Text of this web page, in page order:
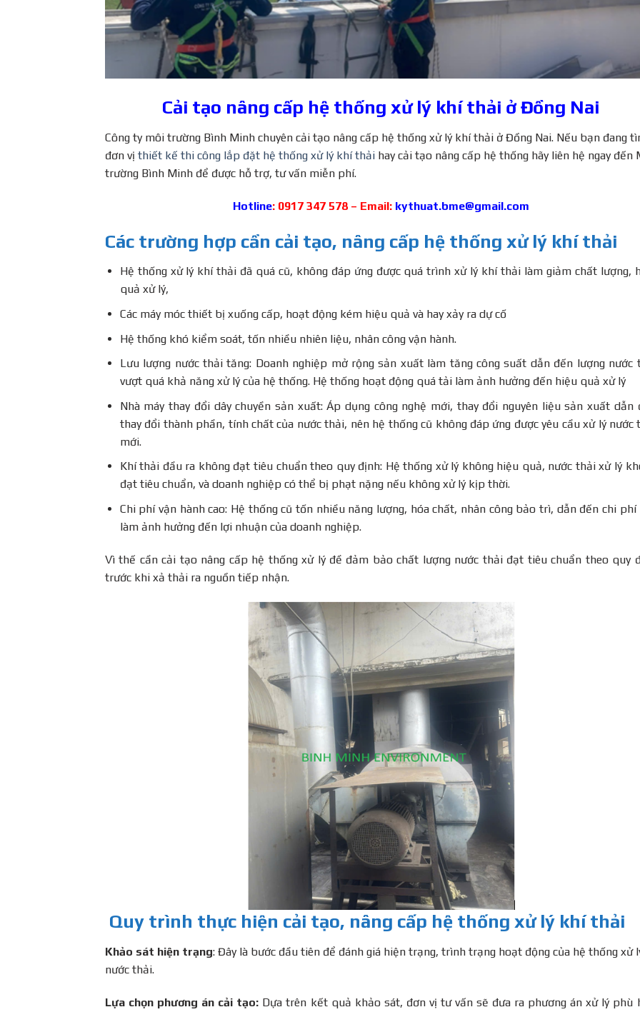
Cải tạo nâng cấp hệ thống xử lý khí thải ở Đồng Nai
Công ty môi trường Bình Minh chuyên cải tạo nâng cấp hệ thống xử lý khí thải ở Đồng Nai. Nếu bạn đang
đơn vị thiết kế thi công lắp đặt hệ thống xử lý khí thải hay cải tạo nâng cấp hệ thống hãy liên hệ ngay đến
trường Bình Minh để được hỗ trợ, tư vấn miễn phí.
Hotline: 0917 347 578 – Email: kythuat.bme@gmail.com
Các trường hợp cần cải tạo, nâng cấp hệ thống xử lý khí thải
Hệ thống xử lý khí thải đã quá cũ, không đáp ứng được quá trình xử lý khí thải làm giảm chất lượng,
quả xử lý,
Các máy móc thiết bị xuống cấp, hoạt động kém hiệu quả và hay xảy ra dự cố
Hệ thống khó kiểm soát, tốn nhiều nhiên liệu, nhân công vận hành.
Lưu lượng nước thải tăng: Doanh nghiệp mở rộng sản xuất làm tăng công suất dẫn đến lượng nước
vượt quá khả năng xử lý của hệ thống. Hệ thống hoạt động quá tải làm ảnh hưởng đến hiệu quả xử lý
Nhà máy thay đổi dây chuyền sản xuất: Áp dụng công nghệ mới, thay đổi nguyên liệu sản xuất dẫn
thay đổi thành phần, tính chất của nước thải, nên hệ thống cũ không đáp ứng được yêu cầu xử lý nước
mới.
Khí thải đầu ra không đạt tiêu chuẩn theo quy định: Hệ thống xử lý không hiệu quả, nước thải xử lý
đạt tiêu chuẩn, và doanh nghiệp có thể bị phạt nặng nếu không xử lý kịp thời.
Chi phí vận hành cao: Hệ thống cũ tốn nhiều năng lượng, hóa chất, nhân công bảo trì, dẫn đến chi phí
làm ảnh hưởng đến lợi nhuận của doanh nghiệp.
Vì thế cần cải tạo nâng cấp hệ thống xử lý đề đảm bảo chất lượng nước thải đạt tiêu chuẩn theo quy
trước khi xả thải ra nguồn tiếp nhận.
Quy trình thực hiện cải tạo, nâng cấp hệ thống xử lý khí thải
Khảo sát hiện trạng: Đây là bước đầu tiên để đánh giá hiện trạng, trình trạng hoạt động của hệ thống xử
nước thải.
Lựa chọn phương án cải tạo: Dựa trên kết quả khảo sát, đơn vị tư vấn sẽ đưa ra phương án xử lý phù